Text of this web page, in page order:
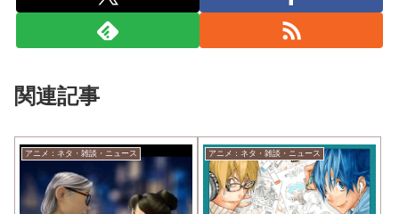
関連記事
アニメ：ネタ・雑談・ニュース アニメ：ネタ・雑談・ニュース